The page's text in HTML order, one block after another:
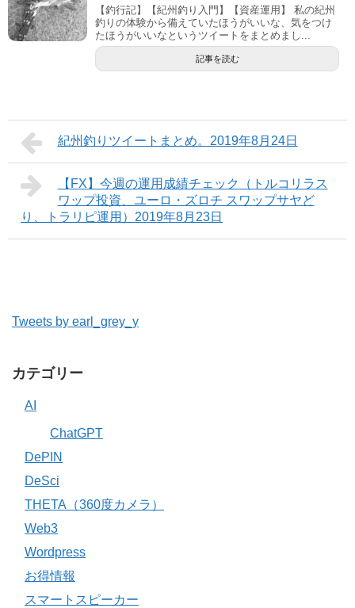
【釣行記】【紀州釣り入門】【資産運用】 私の紀州
釣りの体験から備えていたほうがいいな、気をつけ
たほうがいいなというツイートをまとめまし...
記事を読む
紀州釣りツイートまとめ。2019年8月24日
【FX】今週の運用成績チェック（トルコリラス
ワップ投資、ユーロ・ズロチ スワップサヤど
り、トラリピ運用）2019年8月23日
Tweets by earl_grey_y
カテゴリー
AI
ChatGPT
DePIN
DeSci
THETA（360度カメラ）
Web3
Wordpress
お得情報
スマートスピーカー